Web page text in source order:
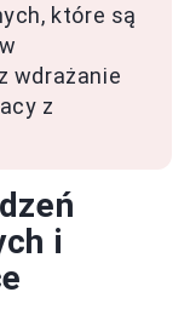
które są
wdrażanie
z
i